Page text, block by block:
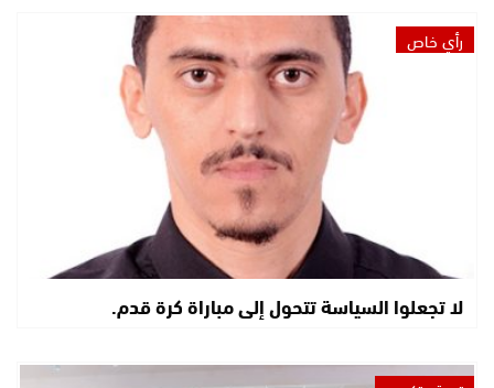
رأي خاص
لا تجعلوا السياسة تتحول إلى مباراة كرة قدم.